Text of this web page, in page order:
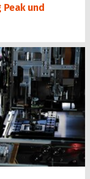
und